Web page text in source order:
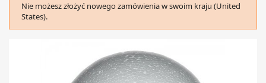
Nie możesz złożyć nowego zamówienia w swoim kraju (United
States).